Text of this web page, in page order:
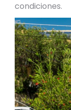
condiciones.